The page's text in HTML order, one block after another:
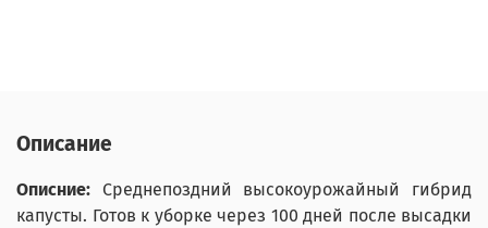
Описание
Описние: Среднепоздний высокоурожайный гибрид
капусты. Готов к уборке через 100 дней после высадки